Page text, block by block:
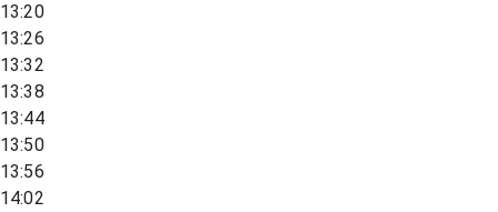
13:20
13:26
13:32
13:38
13:44
13:50
13:56
14:02